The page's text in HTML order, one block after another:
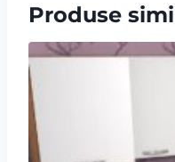
Produse